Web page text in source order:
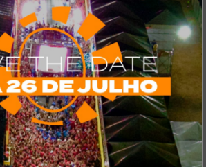
não será publicado.Campos
com